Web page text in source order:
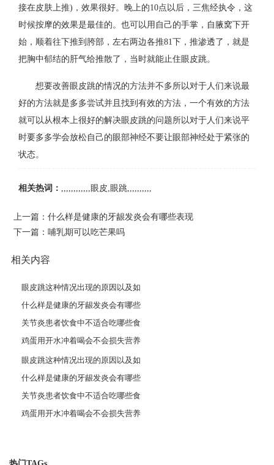
接在皮肤上推)，效果很好。晚上的10点以后，三焦经执令，这
时候按摩的效果是最佳的。也可以用自己的手掌，自腋窝下开
始，顺着往下推到胯部，左右两边各推81下，推渗透了，就是
把胸中郁结的肝气给推散了，当时就能止住眼皮跳。
想要改善眼皮跳的情况的方法并不多所以对于人们来说最
好的方法就是多多尝试并且找到有效的方法，一个有效的方法
就可以从根本上很好的解决眼皮跳的问题所以对于人们来说平
时要多多学会放松自己的眼部神经不要让眼部神经处于紧张的
状态。
相关热词： ,,,,,,,,,,,,眼皮,眼跳,,,,,,,,,,
上一篇：什么样是健康的牙龈发炎会有哪些表现
下一篇：哺乳期可以吃芒果吗
相关内容
眼皮跳这种情况出现的原因以及如
什么样是健康的牙龈发炎会有哪些
关节炎患者饮食中不适合吃哪些食
鸡蛋用开水冲着喝会不会损失营养
眼皮跳这种情况出现的原因以及如
什么样是健康的牙龈发炎会有哪些
关节炎患者饮食中不适合吃哪些食
鸡蛋用开水冲着喝会不会损失营养